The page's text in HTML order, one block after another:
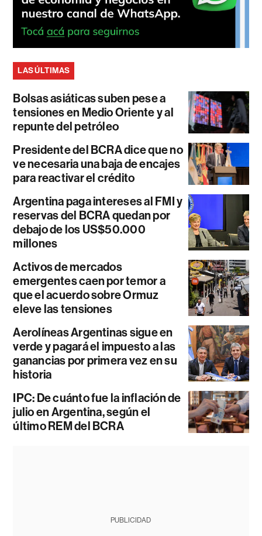
LAS ÚLTIMAS
Bolsas asiáticas suben pese a
tensiones en Medio Oriente y al
repunte del petróleo
Presidente del BCRA dice que no
ve necesaria una baja de encajes
para reactivar el crédito
Argentina paga intereses al FMI y
reservas del BCRA quedan por
debajo de los US$50.000
millones
Activos de mercados
emergentes caen por temor a
que el acuerdo sobre Ormuz
eleve las tensiones
Aerolíneas Argentinas sigue en
verde y pagará el impuesto a las
ganancias por primera vez en su
historia
IPC: De cuánto fue la inflación de
julio en Argentina, según el
último REM del BCRA
PUBLICIDAD